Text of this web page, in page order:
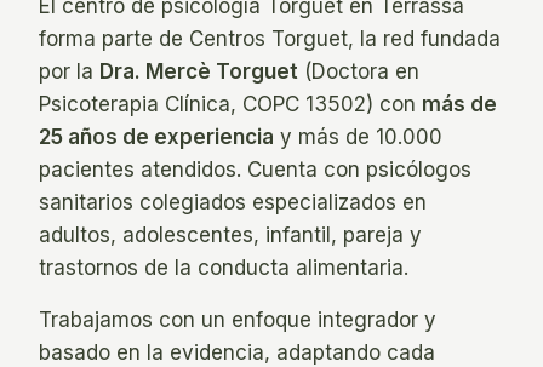
El centro de psicología Torguet en Terrassa
forma parte de Centros Torguet, la red fundada
por la Dra. Mercè Torguet (Doctora en
Psicoterapia Clínica, COPC 13502) con más de
25 años de experiencia y más de 10.000
pacientes atendidos. Cuenta con psicólogos
sanitarios colegiados especializados en
adultos, adolescentes, infantil, pareja y
trastornos de la conducta alimentaria.
Trabajamos con un enfoque integrador y
basado en la evidencia, adaptando cada